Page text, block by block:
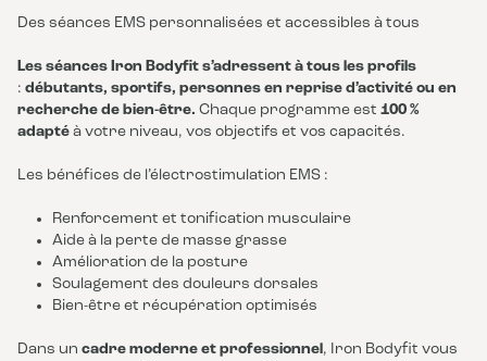
Des séances EMS personnalisées et accessibles à tous
Les séances Iron Bodyfit s’adressent à tous les profils
: débutants, sportifs, personnes en reprise d’activité ou en
recherche de bien-être. Chaque programme est 100 %
adapté à votre niveau, vos objectifs et vos capacités.
Les bénéfices de l’électrostimulation EMS :
Renforcement et tonification musculaire
Aide à la perte de masse grasse
Amélioration de la posture
Soulagement des douleurs dorsales
Bien-être et récupération optimisés
Dans un cadre moderne et professionnel , Iron Bodyfit vous